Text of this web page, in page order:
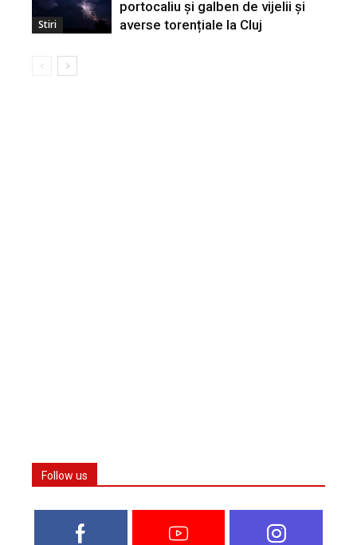
Stiri
portocaliu și galben de vijelii și
averse torențiale la Cluj
Follow us